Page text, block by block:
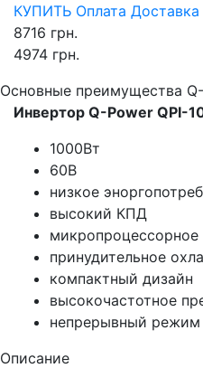
КУПИТЬ Оплата Доставка
8716 грн.
4974 грн.
Основные преимущества
Инвертор Q-Power QPI-
1000Вт
60В
низкое
высокий КПД
микропроцессорное
принудительное
компактный дизайн
высокочастотное
непрерывный режим
Описание